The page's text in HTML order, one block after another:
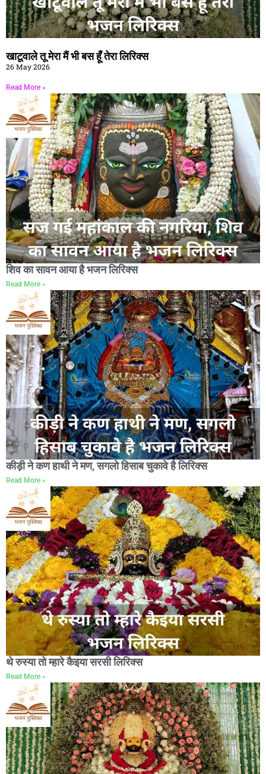
खाटूवाले तू मेरा मैं भी बस हूँ तेरा लिरिक्स
26 May 2026
Read More »
शिव का सावन आया है भजन लिरिक्स
Read More »
कीड़ी ने कण हाथी ने मण, सगलो हिसाब चुकावे है लिरिक्स
Read More »
थे रुस्या तो म्हारे कैइया सरसी लिरिक्स
Read More »